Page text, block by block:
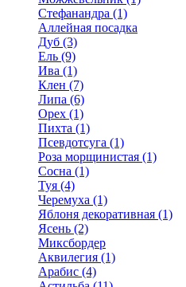
Стефанандра (1)
Аллейная посадка
Дуб (3)
Ель (9)
Ива (1)
Клен (7)
Липа (6)
Орех (1)
Пихта (1)
Псевдотсуга (1)
Роза морщинистая (1)
Сосна (1)
Туя (4)
Черемуха (1)
Яблоня декоративная (1)
Ясень (2)
Миксбордер
Аквилегия (1)
Арабис (4)